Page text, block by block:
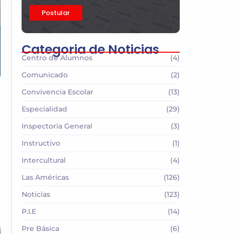
Postular
Categoria de Noticias
Centro de Alumnos
(4)
Comunicado
(2)
Convivencia Escolar
(13)
Especialidad
(29)
Inspectoria General
(3)
Instructivo
(1)
Intercultural
(4)
Las Américas
(126)
Noticias
(123)
P.I.E
(14)
Pre Básica
(6)